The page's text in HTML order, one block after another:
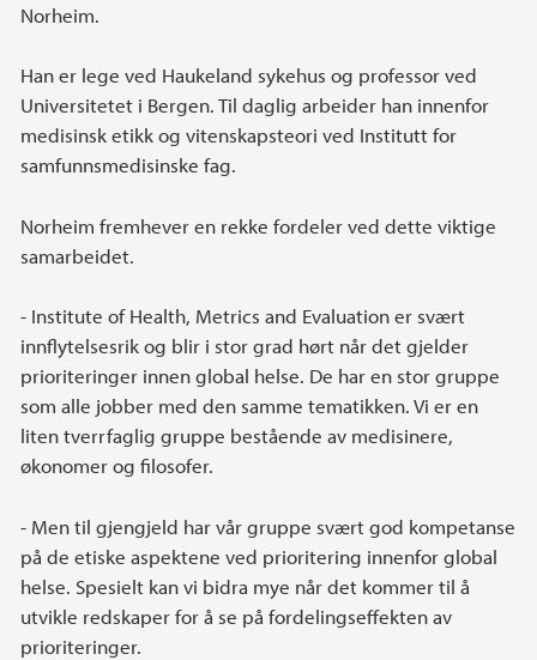
Norheim.
Han er lege ved Haukeland sykehus og professor ved
Universitetet i Bergen. Til daglig arbeider han innenfor
medisinsk etikk og vitenskapsteori ved Institutt for
samfunnsmedisinske fag.
Norheim fremhever en rekke fordeler ved dette viktige
samarbeidet.
- Institute of Health, Metrics and Evaluation er svært
innflytelsesrik og blir i stor grad hørt når det gjelder
prioriteringer innen global helse. De har en stor gruppe
som alle jobber med den samme tematikken. Vi er en
liten tverrfaglig gruppe bestående av medisinere,
økonomer og filosofer.
- Men til gjengjeld har vår gruppe svært god kompetanse
på de etiske aspektene ved prioritering innenfor global
helse. Spesielt kan vi bidra mye når det kommer til å
utvikle redskaper for å se på fordelingseffekten av
prioriteringer.